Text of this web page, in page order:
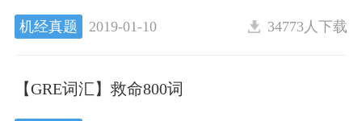
机经真题 2019-01-10 34773人下载
【GRE词汇】救命800词